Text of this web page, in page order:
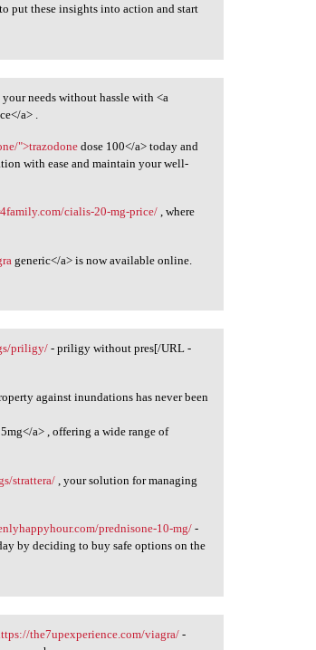
put these insights into action and start
needs without hassle with <a
a> .
">trazodone dose 100</a> today and
with ease and maintain your well-
cialis-20-mg-price/, where
generic</a> is now available online.
priligy/ - priligy without pres[/URL -
against inundations has never been
a> , offering a wide range of
strattera/ , your solution for managing
prednisone-10-mg/-
by deciding to buy safe options on the
the7upexperience.com/viagra/-